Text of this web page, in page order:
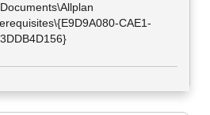
CAE1-